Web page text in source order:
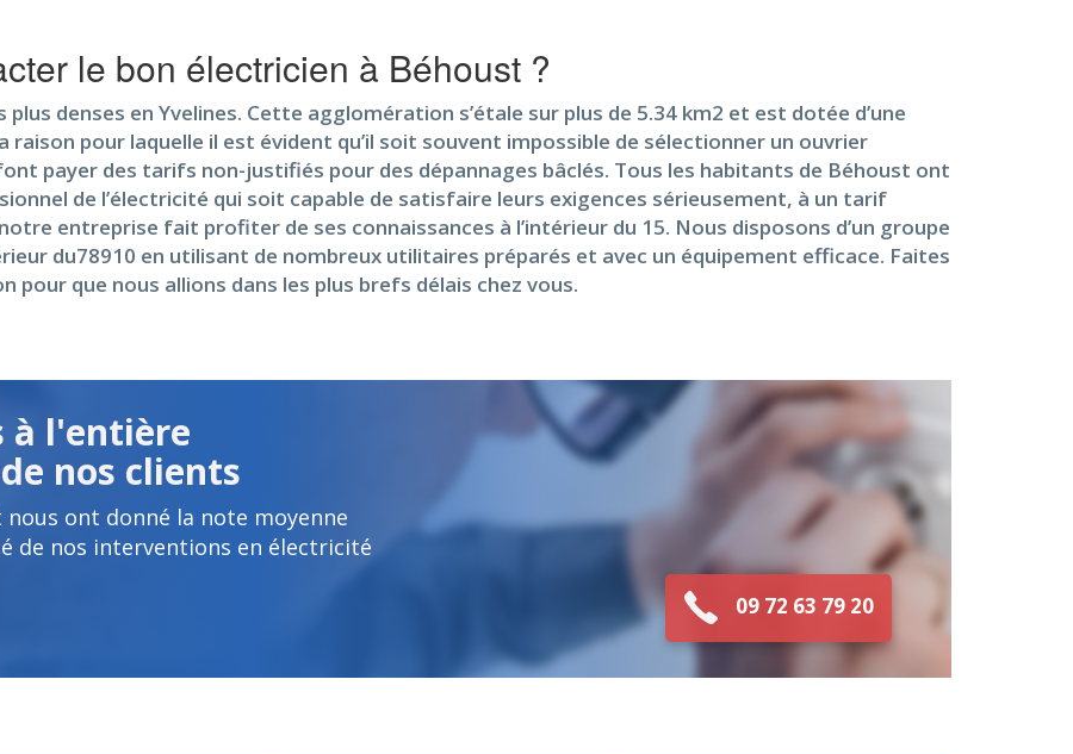
le bon électricien à Béhoust ?
denses en Yvelines. Cette agglomération s’étale sur plus de 5.34 km2 et est dotée d’une
raison pour laquelle il est évident qu’il soit souvent impossible de sélectionner un ouvrier
payer des tarifs non-justifiés pour des dépannages bâclés. Tous les habitants de Béhoust ont
de l’électricité qui soit capable de satisfaire leurs exigences sérieusement, à un tarif
entreprise fait profiter de ses connaissances à l’intérieur du 15. Nous disposons d’un groupe
du78910 en utilisant de nombreux utilitaires préparés et avec un équipement efficace. Faites
pour que nous allions dans les plus brefs délais chez vous.
à l'entière
nos clients
ont donné la note moyenne
de nos interventions en électricité
09 72 63 79 20